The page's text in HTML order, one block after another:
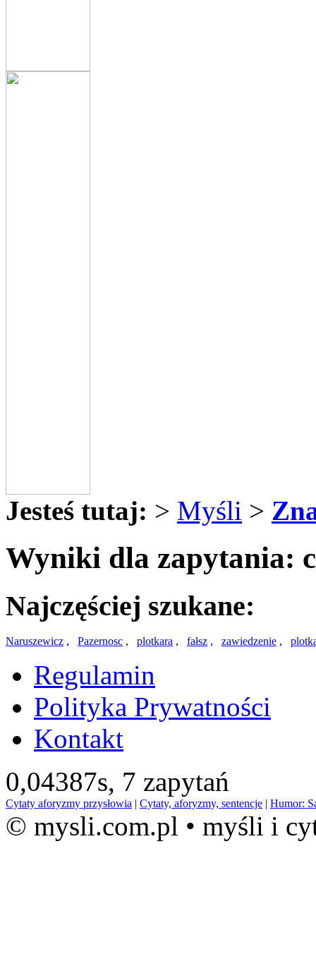
Jesteś tutaj: > Myśli >
Wyniki dla zapytania:
Najczęściej szukane:
Naruszewicz , Pazernosc , plotkara , fałsz , zawiedzenie ,
Regulamin
Polityka Prywatności
Kontakt
0,04387s, 7 zapytań
Cytaty aforyzmy przysłowia | Cytaty, aforyzmy, sentencje | Humor:
© mysli.com.pl • myśli i